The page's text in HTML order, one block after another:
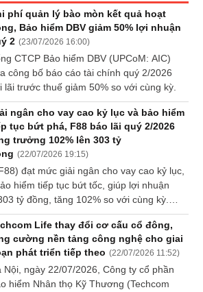
phí quản lý bào mòn kết quả hoạt
Bảo hiểm DBV giảm 50% lợi nhuận
2 (23/07/2026 16:00)
CTCP Bảo hiểm DBV (UPCoM: AIC)
công bố báo cáo tài chính quý 2/2026
lãi trước thuế giảm 50% so với cùng kỳ.
ngân cho vay cao kỷ lục và bảo hiểm
tục bứt phá, F88 báo lãi quý 2/2026
trưởng 102% lên 303 tỷ
(22/07/2026 19:15)
đạt mức giải ngân cho vay cao kỷ lục,
hiểm tiếp tục bứt tốc, giúp lợi nhuận
tỷ đồng, tăng 102% so với cùng kỳ.
tuần cuối cùng mở sổ nhận đăng ký và
F88 phát hành ra công chúng, tiến gần
niêm yết lên HOSE dự kiến vào quý
Life thay đổi cơ cấu cổ đông,
cường nền tảng công nghệ cho giai
phát triển tiếp theo (22/07/2026 11:52)
Nội, ngày 22/07/2026, Công ty cổ phần
hiểm Nhân thọ Kỹ Thương (Techcom